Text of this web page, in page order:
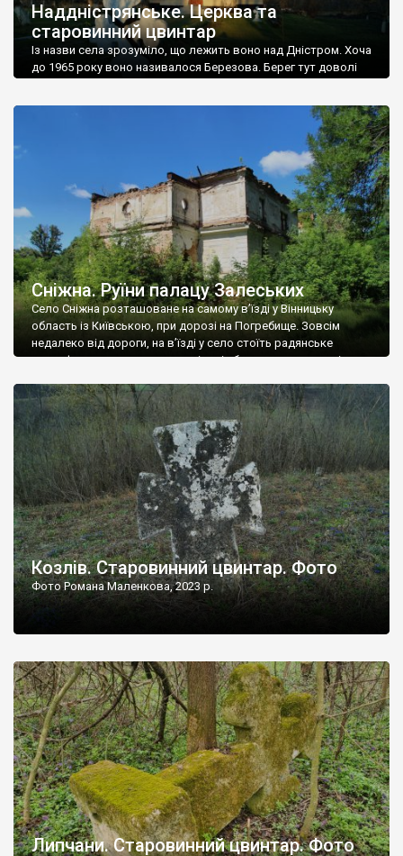
Наддністрянське. Церква та
старовинний цвинтар
Із назви села зрозуміло, що лежить воно над Дністром. Хоча
до 1965 року воно називалося Березова. Берег тут доволі
Наддністрянське відрізняється від більшості навколишніх
сіл. У селі є мурована Михайлівська церква. Точної дати […]
Сніжна. Руїни палацу Залеських
Село Сніжна розташоване на самому в’їзді у Вінницьку
область із Київською, при дорозі на Погребище. Зовсім
недалеко від дороги, на в’їзді у село стоїть радянське
рельєфне пано, яке показує жінку і яблуню, а трохи далі, десь
не видно, але видно дві стареньких колії у траві – […]
Козлів. Старовинний цвинтар. Фото
Фото Романа Маленкова, 2023 р.
Липчани. Старовинний цвинтар. Фото